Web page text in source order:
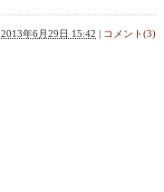
2013年6月29日 15:42 コメント(3)